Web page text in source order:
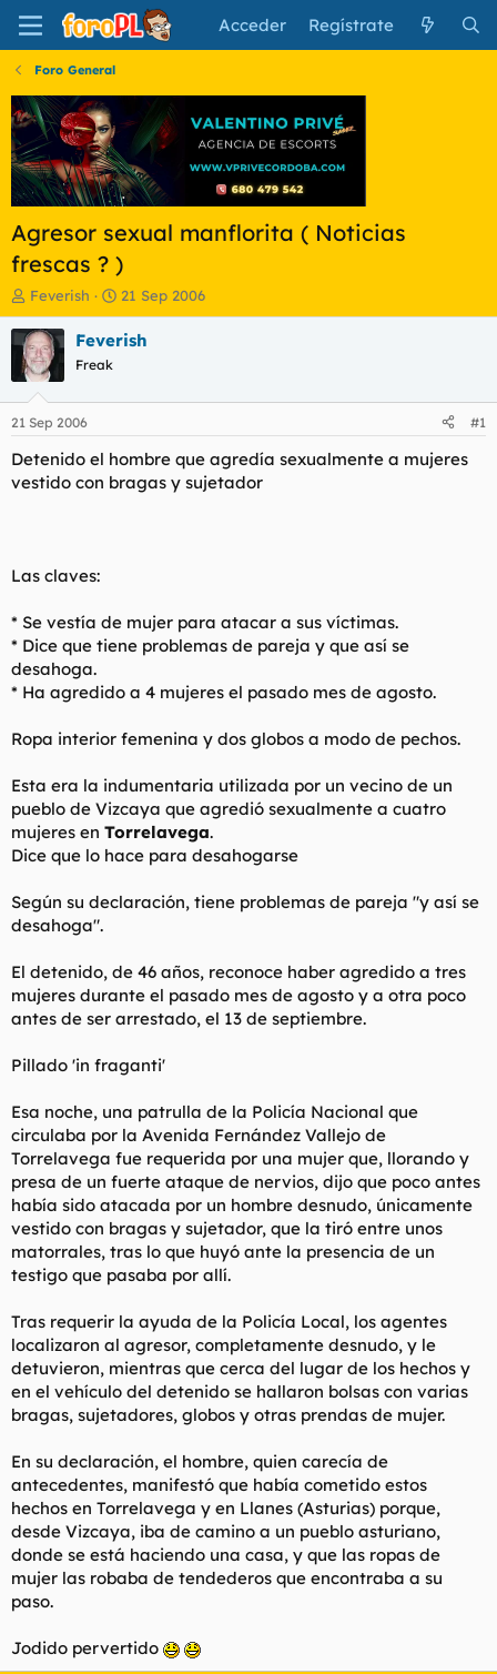
Acceder Regístrate
Foro General
Agresor sexual manflorita ( Noticias
frescas ? )
I
n
i
c
i
a
d
o
r
e
m
Feverish
F
e
c
i
n
c
21 Sep 2006
Feverish
Freak
21 Sep 2006 #1
Detenido el hombre que agredía sexualmente a mujeres
vestido con bragas y sujetador
Las claves:
* Se vestía de mujer para atacar a sus víctimas.
* Dice que tiene problemas de pareja y que así se
desahoga.
* Ha agredido a 4 mujeres el pasado mes de agosto.
Ropa interior femenina y dos globos a modo de pechos.
Esta era la indumentaria utilizada por un vecino de un
pueblo de Vizcaya que agredió sexualmente a cuatro
mujeres en Torrelavega.
Dice que lo hace para desahogarse
Según su declaración, tiene problemas de pareja "y así se
desahoga".
El detenido, de 46 años, reconoce haber agredido a tres
mujeres durante el pasado mes de agosto y a otra poco
antes de ser arrestado, el 13 de septiembre.
Pillado 'in fraganti'
Esa noche, una patrulla de la Policía Nacional que
circulaba por la Avenida Fernández Vallejo de
Torrelavega fue requerida por una mujer que, llorando y
presa de un fuerte ataque de nervios, dijo que poco antes
había sido atacada por un hombre desnudo, únicamente
vestido con bragas y sujetador, que la tiró entre unos
matorrales, tras lo que huyó ante la presencia de un
testigo que pasaba por allí.
Tras requerir la ayuda de la Policía Local, los agentes
localizaron al agresor, completamente desnudo, y le
detuvieron, mientras que cerca del lugar de los hechos y
en el vehículo del detenido se hallaron bolsas con varias
bragas, sujetadores, globos y otras prendas de mujer.
En su declaración, el hombre, quien carecía de
antecedentes, manifestó que había cometido estos
hechos en Torrelavega y en Llanes (Asturias) porque,
desde Vizcaya, iba de camino a un pueblo asturiano,
donde se está haciendo una casa, y que las ropas de
mujer las robaba de tendederos que encontraba a su
paso.
Jodido pervertido